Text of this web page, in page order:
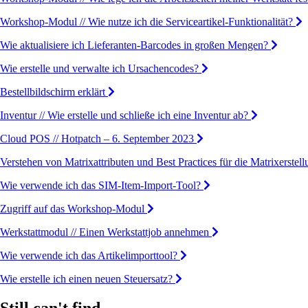
Workshop-Modul // Wie nutze ich die Serviceartikel-Funktionalität?
Wie aktualisiere ich Lieferanten-Barcodes in großen Mengen?
Wie erstelle und verwalte ich Ursachencodes?
Bestellbildschirm erklärt
Inventur // Wie erstelle und schließe ich eine Inventur ab?
Cloud POS // Hotpatch – 6. September 2023
Verstehen von Matrixattributen und Best Practices für die
Wie verwende ich das SIM-Item-Import-Tool?
Zugriff auf das Workshop-Modul
Werkstattmodul // Einen Werkstattjob annehmen
Wie verwende ich das Artikelimporttool?
Wie erstelle ich einen neuen Steuersatz?